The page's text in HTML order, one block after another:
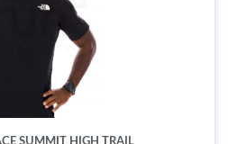
SUMMIT HIGH TRAIL